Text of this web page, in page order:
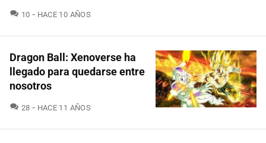
10 COMENTARIOS
HACE 10 AÑOS
Dragon Ball: Xenoverse ha
llegado para quedarse entre
nosotros
28 COMENTARIOS
HACE 11 AÑOS